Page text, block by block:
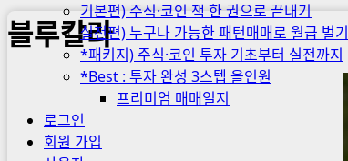
기본편) 주식·코인 책 한 권으로 끝내기
실전편) 누구나 가능한 패턴매매로 월급 벌기
*패키지) 주식·코인 투자 기초부터 실전까지
*Best : 투자 완성 3스텝 올인원
프리미엄 매매일지
로그인
회원 가입
블루칼라